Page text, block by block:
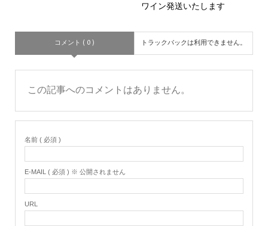
ワイン発送いたします
コメント ( 0 ) トラックバックは利用できません。
この記事へのコメントはありません。
名前 ( 必須 )
E-MAIL ( 必須 ) ※ 公開されません
URL